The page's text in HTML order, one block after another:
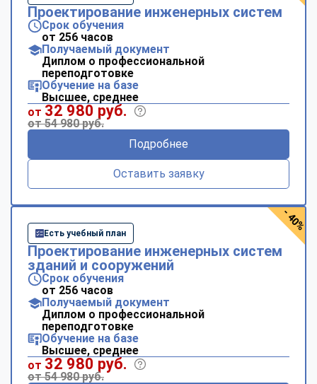
Проектирование инженерных систем
Срок обучения
от 256 часов
Получаемый документ
Диплом о профессиональной
переподготовке
Обучение на базе
Высшее, среднее
от 32 980 руб.
от 54 980 руб.
Подробнее
Оставить заявку
Есть учебный план
Проектирование инженерных систем
зданий и сооружений
Срок обучения
от 256 часов
Получаемый документ
Диплом о профессиональной
переподготовке
Обучение на базе
Высшее, среднее
от 32 980 руб.
от 54 980 руб.
- 40%